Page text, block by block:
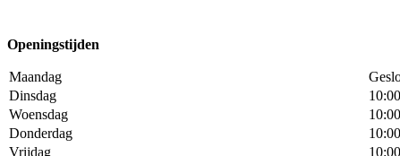
Openingstijden
Maandag
Dinsdag
Woensdag
Donderdag
Vrijdag